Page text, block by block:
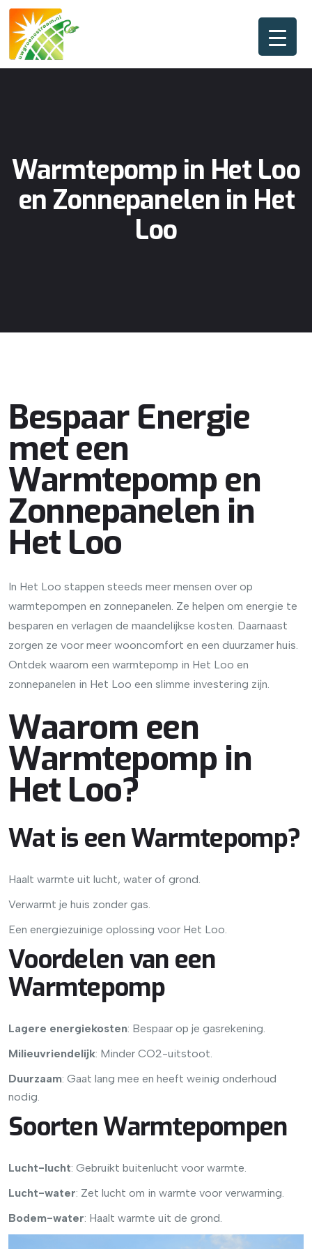
Warmtepomp in Het Loo
en Zonnepanelen in Het
Loo
Bespaar Energie
met een
Warmtepomp en
Zonnepanelen in
Het Loo
In Het Loo stappen steeds meer mensen over op
warmtepompen en zonnepanelen. Ze helpen om energie te
besparen en verlagen de maandelijkse kosten. Daarnaast
zorgen ze voor meer wooncomfort en een duurzamer huis.
Ontdek waarom een warmtepomp in Het Loo en
zonnepanelen in Het Loo een slimme investering zijn.
Waarom een
Warmtepomp in
Het Loo?
Wat is een Warmtepomp?
Haalt warmte uit lucht, water of grond.
Verwarmt je huis zonder gas.
Een energiezuinige oplossing voor Het Loo.
Voordelen van een
Warmtepomp
Lagere energiekosten: Bespaar op je gasrekening.
Milieuvriendelijk: Minder CO2-uitstoot.
Duurzaam: Gaat lang mee en heeft weinig onderhoud
nodig.
Soorten Warmtepompen
Lucht-lucht: Gebruikt buitenlucht voor warmte.
Lucht-water: Zet lucht om in warmte voor verwarming.
Bodem-water: Haalt warmte uit de grond.